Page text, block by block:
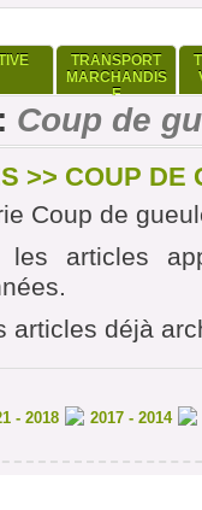
TRANSPORT
MARCHANDIS
E
Coup de
>> COUP DE
Coup de
les articles
articles déjà
- 2018
2017 - 2014